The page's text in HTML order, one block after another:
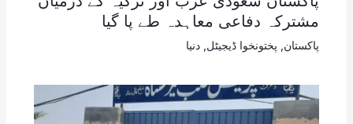
مشترکہ دفاعی معاہدہ طے پا گیا
پاکستان پختونخوا ڈیجیٹل دنیا